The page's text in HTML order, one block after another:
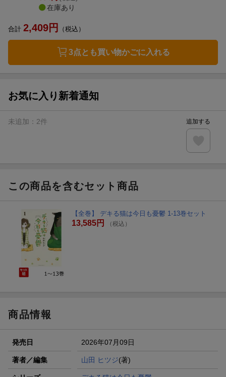
在庫あり
合計 2,409円 （税込）
3点とも買い物かごに入れる
お気に入り新着通知
未追加： 2件 追加する
この商品を含むセット商品
【全巻】 デキる猫は今日も憂鬱 1-13巻セット
13,585円 （税込）
商品情報
発売日 2026年07月09日
著者／編集 山田 ヒツジ(著)